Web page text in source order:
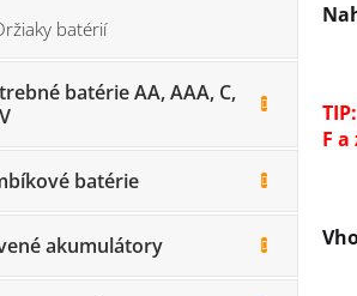
batérií
batérie AA, AAA, C,
batérie
akumulátory
F